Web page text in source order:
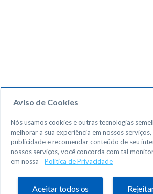
Aviso de Cookies
Nós usamos cookies e outras tecnologias
melhorar a sua experiência em nossos
publicidade e recomendar conteúdo de seu
nossos serviços, você concorda com tal
em nossa
Política de Privacidade
Aceitar todos os